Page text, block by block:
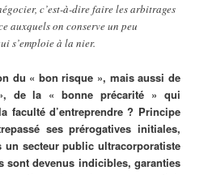
c’est-à-dire faire les arbitrages
auxquels on conserve un peu
s’emploie à la nier.
du « bon risque », mais aussi de
de la « bonne précarité » qui
faculté d’entreprendre ? Principe
ses prérogatives initiales,
un secteur public ultracorporatiste
sont devenus indicibles, garanties